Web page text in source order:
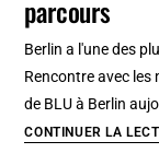
parcours
Berlin a l'une des
Rencontre avec les
de BLU à Berlin
CONTINUER LA